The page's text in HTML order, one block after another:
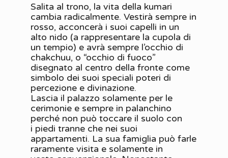
Salita al trono, la vita della kumari
cambia radicalmente. Vestirà sempre in
rosso, acconcerà i suoi capelli in un
alto nido (a rappresentare la cupola di
un tempio) e avrà sempre l’occhio di
chakchuu, o “occhio di fuoco”
disegnato al centro della fronte come
simbolo dei suoi speciali poteri di
percezione e divinazione.
Lascia il palazzo solamente per le
cerimonie e sempre in palanchino
perché non può toccare il suolo con
i piedi tranne che nei suoi
appartamenti. La sua famiglia può farle
raramente visita e solamente in